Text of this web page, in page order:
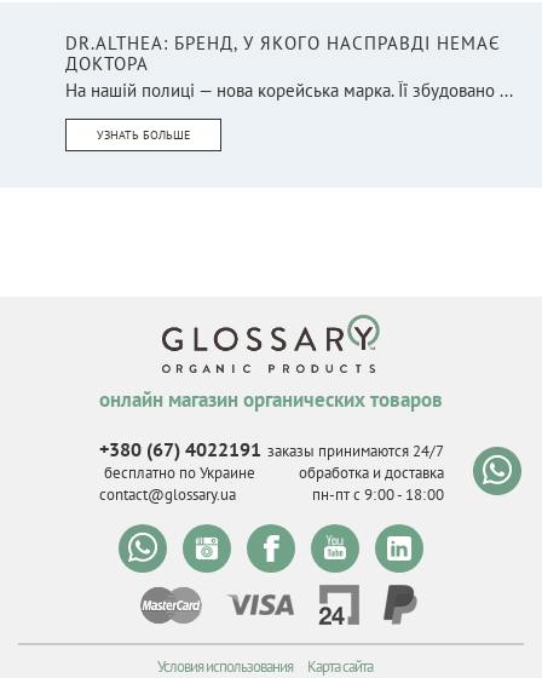
DR.ALTHEA: БРЕНД, У ЯКОГО НАСПРАВДІ НЕМАЄ
ДОКТОРА
На нашій полиці — нова корейська марка. Її збудовано ...
УЗНАТЬ БОЛЬШЕ
онлайн магазин органических товаров
+380 (67) 4022191
бесплатно по Украине
contact@glossary.ua
заказы принимаются 24/7
обработка и доставка
пн-пт с 9:00 - 18:00
Условия использования Карта сайта